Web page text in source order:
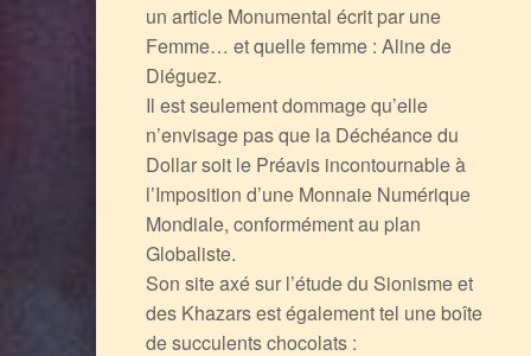
un article Monumental écrit par une
Femme… et quelle femme : Aline de
Diéguez.
Il est seulement dommage qu’elle
n’envisage pas que la Déchéance du
Dollar soit le Préavis incontournable à
l’Imposition d’une Monnaie Numérique
Mondiale, conformément au plan
Globaliste.
Son site axé sur l’étude du Sionisme et
des Khazars est également tel une boîte
de succulents chocolats :